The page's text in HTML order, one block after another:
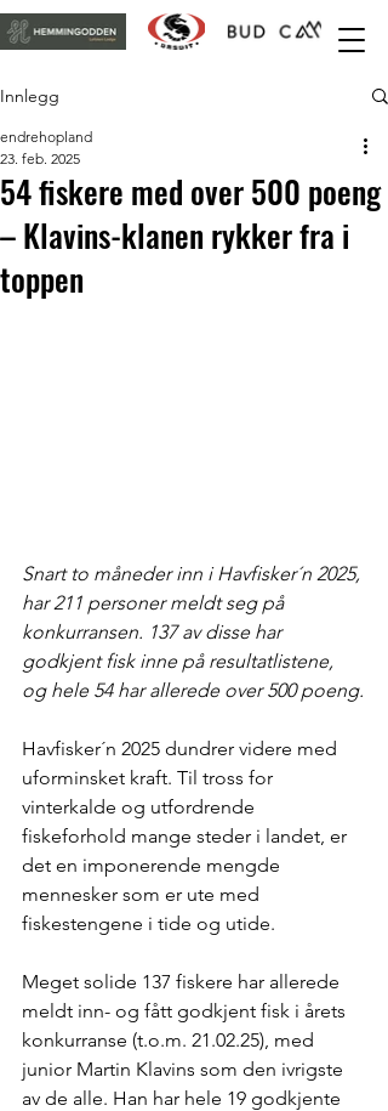
Innlegg
54 fiskere med over 500 poeng
– Klavins-klanen rykker fra i
toppen
endrehopland
23. feb. 2025
Snart to måneder inn i Havfisker´n 2025,
har 211 personer meldt seg på
konkurransen. 137 av disse har
godkjent fisk inne på resultatlistene,
og hele 54 har allerede over 500 poeng.
Havfisker´n 2025 dundrer videre med
uforminsket kraft. Til tross for
vinterkalde og utfordrende
fiskeforhold mange steder i landet, er
det en imponerende mengde
mennesker som er ute med
fiskestengene i tide og utide.
Meget solide 137 fiskere har allerede
meldt inn- og fått godkjent fisk i årets
konkurranse (t.o.m. 21.02.25), med
junior Martin Klavins som den ivrigste
av de alle. Han har hele 19 godkjente